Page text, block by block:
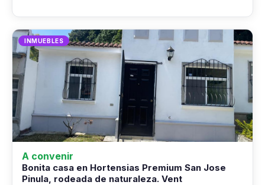
INMUEBLES
A convenir
Bonita casa en Hortensias Premium San Jose
Pinula, rodeada de naturaleza. Vent